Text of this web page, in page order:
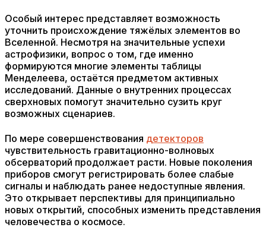
Особый интерес представляет возможность
уточнить происхождение тяжёлых элементов во
Вселенной. Несмотря на значительные успехи
астрофизики, вопрос о том, где именно
формируются многие элементы таблицы
Менделеева, остаётся предметом активных
исследований. Данные о внутренних процессах
сверхновых помогут значительно сузить круг
возможных сценариев.
По мере совершенствования детекторов
чувствительность гравитационно-волновых
обсерваторий продолжает расти. Новые поколения
приборов смогут регистрировать более слабые
сигналы и наблюдать ранее недоступные явления.
Это открывает перспективы для принципиально
новых открытий, способных изменить представления
человечества о космосе.